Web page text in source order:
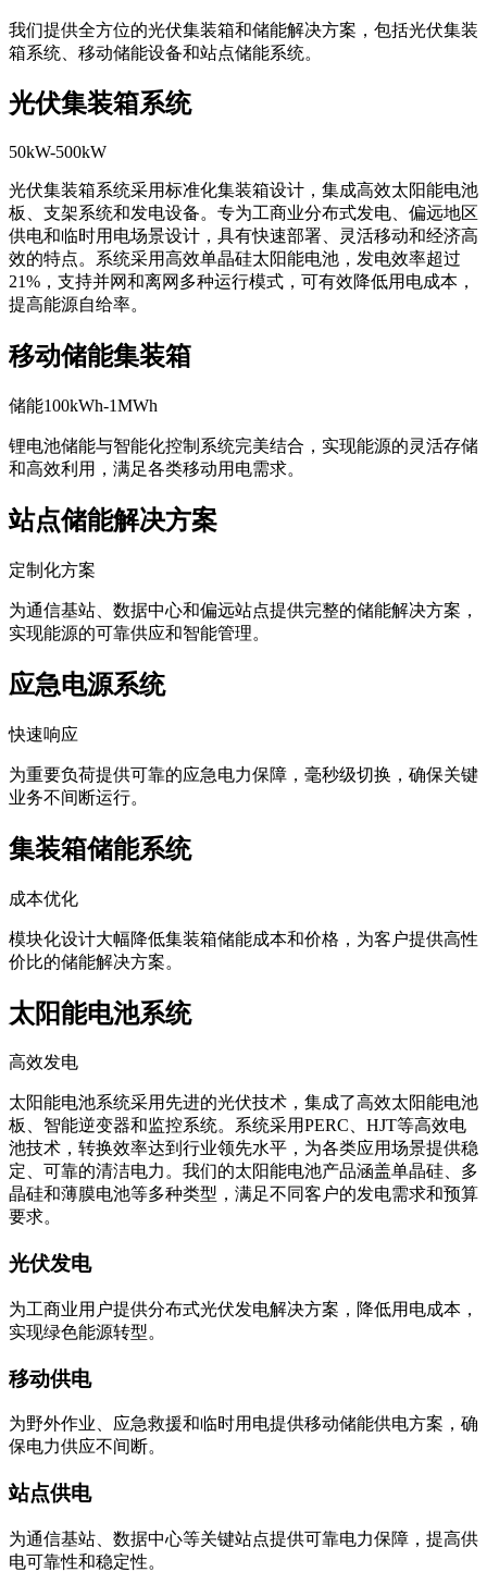
我们提供全方位的光伏集装箱和储能解决方案，包括光伏集装
箱系统、移动储能设备和站点储能系统。
光伏集装箱系统
50kW-500kW
光伏集装箱系统采用标准化集装箱设计，集成高效太阳能电池
板、支架系统和发电设备。专为工商业分布式发电、偏远地区
供电和临时用电场景设计，具有快速部署、灵活移动和经济高
效的特点。系统采用高效单晶硅太阳能电池，发电效率超过
21%，支持并网和离网多种运行模式，可有效降低用电成本，
提高能源自给率。
移动储能集装箱
储能100kWh-1MWh
锂电池储能与智能化控制系统完美结合，实现能源的灵活存储
和高效利用，满足各类移动用电需求。
站点储能解决方案
定制化方案
为通信基站、数据中心和偏远站点提供完整的储能解决方案，
实现能源的可靠供应和智能管理。
应急电源系统
快速响应
为重要负荷提供可靠的应急电力保障，毫秒级切换，确保关键
业务不间断运行。
集装箱储能系统
成本优化
模块化设计大幅降低集装箱储能成本和价格，为客户提供高性
价比的储能解决方案。
太阳能电池系统
高效发电
太阳能电池系统采用先进的光伏技术，集成了高效太阳能电池
板、智能逆变器和监控系统。系统采用PERC、HJT等高效电
池技术，转换效率达到行业领先水平，为各类应用场景提供稳
定、可靠的清洁电力。我们的太阳能电池产品涵盖单晶硅、多
晶硅和薄膜电池等多种类型，满足不同客户的发电需求和预算
要求。
光伏发电
为工商业用户提供分布式光伏发电解决方案，降低用电成本，
实现绿色能源转型。
移动供电
为野外作业、应急救援和临时用电提供移动储能供电方案，确
保电力供应不间断。
站点供电
为通信基站、数据中心等关键站点提供可靠电力保障，提高供
电可靠性和稳定性。